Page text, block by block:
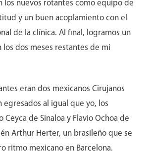
los nuevos rotantes como equipo de
y un buen acoplamiento con el
de la clínica. Al final, logramos un
dos meses restantes de mi
eran dos mexicanos Cirujanos
egresados al igual que yo, los
de Sinaloa y Flavio Ochoa de
Arthur Herter, un brasileño que se
ritmo mexicano en Barcelona.